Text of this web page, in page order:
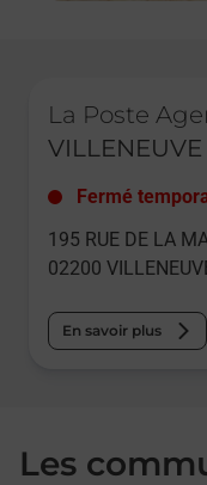
La Poste
Fermé
195 RUE DE LA
02200
En savoir plus
Les